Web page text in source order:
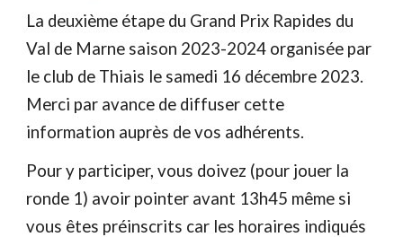
La deuxième étape du Grand Prix Rapides du
Val de Marne saison 2023-2024 organisée par
le club de Thiais le samedi 16 décembre 2023.
Merci par avance de diffuser cette
information auprès de vos adhérents.
Pour y participer, vous doivez (pour jouer la
ronde 1) avoir pointer avant 13h45 même si
vous êtes préinscrits car les horaires indiqués